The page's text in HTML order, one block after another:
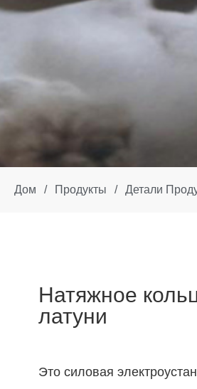
Дом / Продукты / Детали
Натяжное
латуни
Это силовая